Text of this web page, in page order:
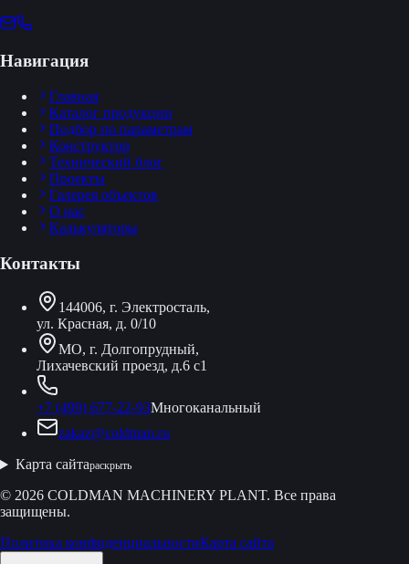
Навигация
Главная
Каталог продукции
Подбор по параметрам
Конструктор
Технический блог
Проекты
Галерея объектов
О нас
Калькуляторы
Контакты
144006, г. Электросталь,
ул. Красная, д. 0/10
МО, г. Долгопрудный,
Лихачевский проезд, д.6 с1
+7 (499) 677-22-93Многоканальный
zakaz@coldman.ru
Карта сайтараскрыть
© 2026 COLDMAN MACHINERY PLANT. Все права
защищены.
Политика конфиденциальностиКарта сайта